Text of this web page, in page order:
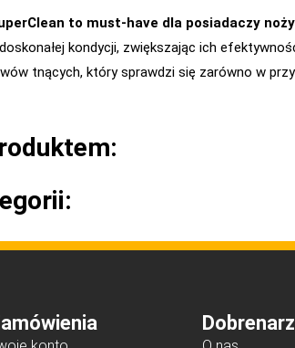
to must-have dla posiadaczy
kondycji, zwiększając ich
tnących, który sprawdzi się zarówno w